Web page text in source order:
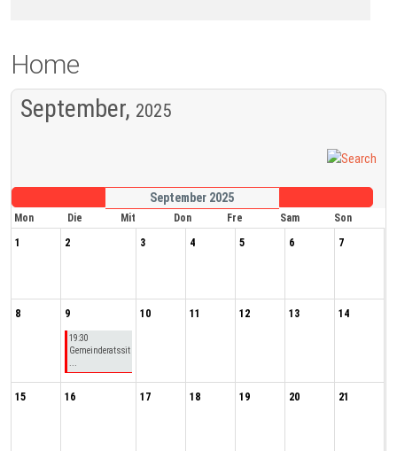
Home
September, 2025
September 2025
Mon Die Mit Don Fre Sam
Son
1
2 3 4 5 6 7
8 9
19:30
Gemeinderatssit
10 11 12 13 14
15 16 17 18 19 20 21